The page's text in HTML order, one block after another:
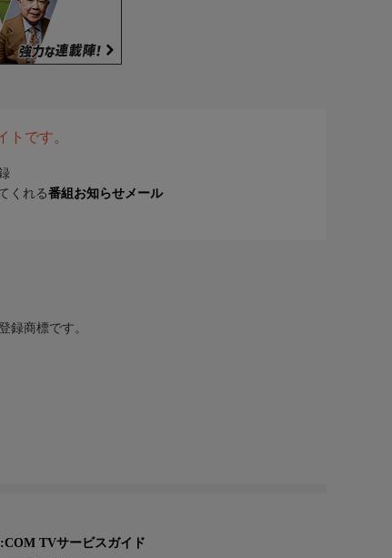
です。
くれる番組お知らせメール
録商標です。
TVサービスガイド